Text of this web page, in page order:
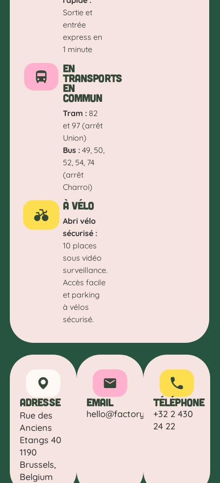
Sortie et
entrée
express en
1 minute
En
transports
en
commun
Tram :82
et 97 (arrêt
Union)
Bus :49, 50,
52, 54, 74
(arrêt
Charroi)
À vélo
Abri vélo
sécurisé :
10 places
sous vidéo
surveillance.
Accès facile
et parking
à vélos
sécurisé.
Adresse
Rue des
Anciens
Etangs 40
1190
Brussels,
Belgium
Email
hello@factoryforty.be
Téléphone
+32 2 430
24 22